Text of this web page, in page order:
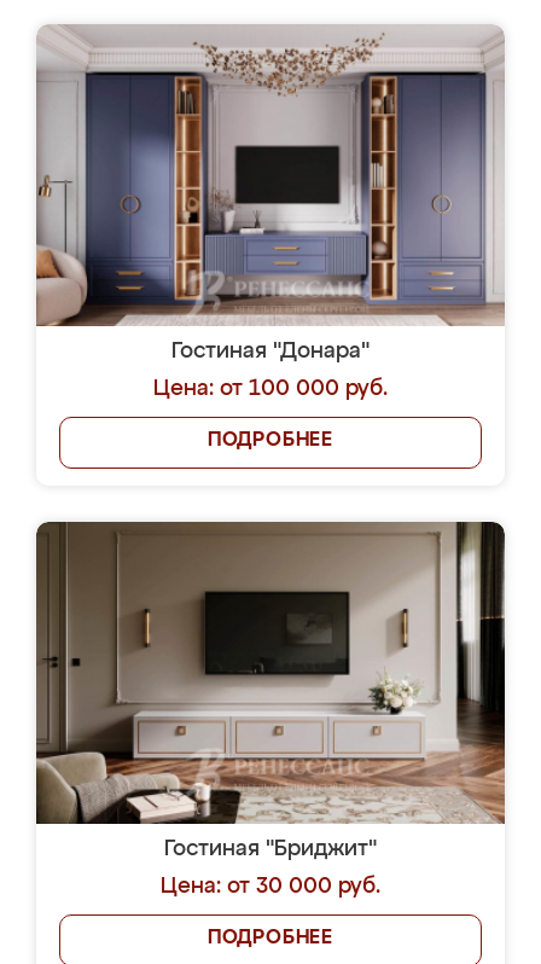
Гостиная "Донара"
Цена: от 100 000 руб.
ПОДРОБНЕЕ
Гостиная "Бриджит"
Цена: от 30 000 руб.
ПОДРОБНЕЕ